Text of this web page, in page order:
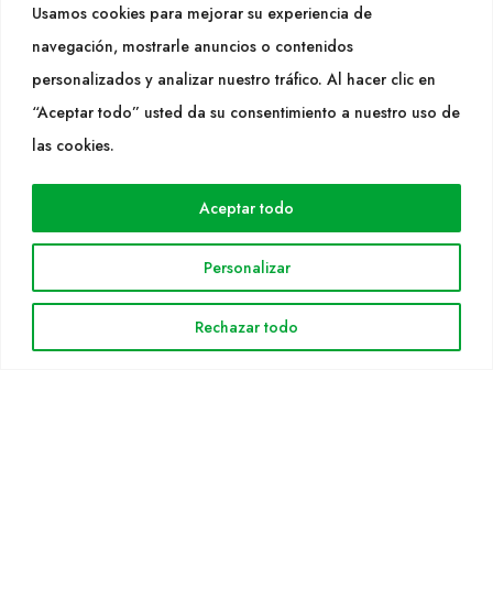
Usamos cookies para mejorar su experiencia de
navegación, mostrarle anuncios o contenidos
personalizados y analizar nuestro tráfico. Al hacer clic en
“Aceptar todo” usted da su consentimiento a nuestro uso de
las cookies.
Personalizar
Rechazar todo
Aceptar todo
SÍGUENOS
WEB
Cultidelta
Solicitud Catálogo